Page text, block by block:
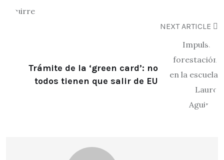
NEXT ARTICLE
Trámite de la ‘green card’: no
todos tienen que salir de EU